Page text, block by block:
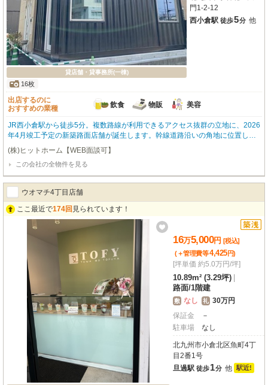
貸店舗・貸事務所(一棟)
16枚
門1-2-12
西小倉駅 徒歩5分 他
出店するのに
おすすめの業種
飲食 物販 美容
JR西小倉駅から徒歩5分。複数路線が利用できるアクセス抜群の立地に、2026
年4月竣工予定の新築路面店舗が誕生します。幹線道路沿いの角地に位置し、
視認性も良好な集客力の高いロケーションです。専有面積22.13㎡の室内はス
ケルトン渡し。給排水設備も整っており、重飲食を含む飲食店、物販、美容・
健康系店舗まで幅広い業種に対応可能です。特におすすめしたいのが、近年ラ
イダーやアウトドア好きから人気を集める“コンテナハウス”の無骨なアイアン
素材やモルタル調の内装でヴィンテージ感のある空間は、ライダーズカフェや
アパレル、セレクトショップとも相性がよく、昼と夜で違った表情を楽しめ
る、雰囲気ある店舗づくりが実現できます。また、敷金0円のため初期費用を
商業施設「リバーウォーク北九州」もあり、人の流れが期待できる賑わいある
エリアです。“ただの店舗”ではなく、“世界観を発信する場所”として。この新
しい空間で、あなたの理想のお店を形にしてみませんか？ぜひ一度、現地をご
内覧ください。
(株)ヒットホーム【WEB面談可】
この会社の全物件を見る
ウオマチ4丁目店舗
ここ最近で174回 見られています！
16万5,000円 [税込]
(＋管理費等4,425円)
[坪単価 約5.0万円/坪]
10.89m² (3.29坪)
路面/1階建
敷 なし 礼 30万円
保証金
－
駐車場
なし
北九州市小倉北区魚町4丁
目2番1号
旦過駅 徒歩1分 他 駅近!